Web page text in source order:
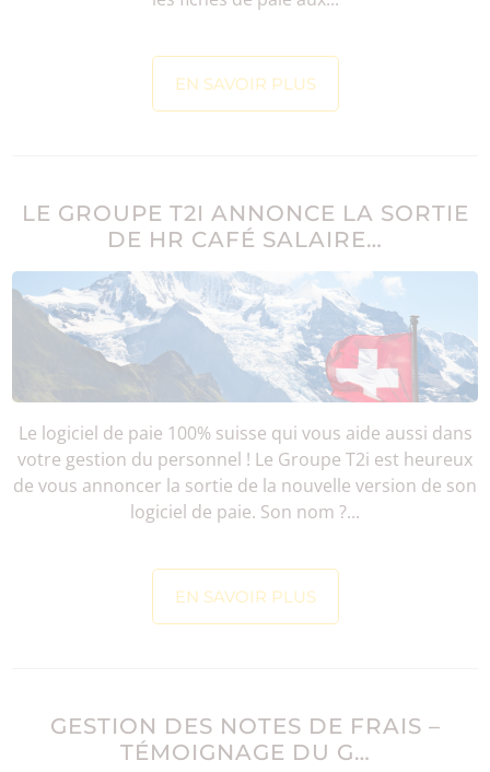
EN SAVOIR PLUS
LE GROUPE T2I ANNONCE LA SORTIE
DE HR CAFÉ SALAIRE…
Le logiciel de paie 100% suisse qui vous aide aussi dans
votre gestion du personnel ! Le Groupe T2i est heureux
de vous annoncer la sortie de la nouvelle version de son
logiciel de paie. Son nom ?...
EN SAVOIR PLUS
GESTION DES NOTES DE FRAIS –
TÉMOIGNAGE DU G…